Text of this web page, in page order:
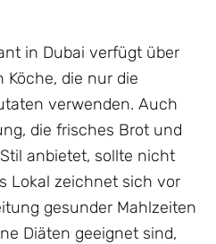
in Dubai verfügt über
Köche, die nur die
verwenden. Auch
die frisches Brot und
anbietet, sollte nicht
Lokal zeichnet sich vor
gesunder Mahlzeiten
Diäten geeignet sind,